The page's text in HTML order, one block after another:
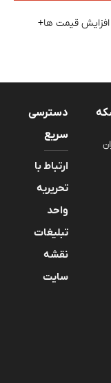
مرداد/ کاهش/ افزایش قیمت ها+
دسترسی
سریع
ارتباط با
تحریریه
واحد
تبلیغات
نقشه
سایت